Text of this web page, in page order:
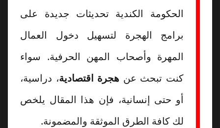
الحكومة الكندية تحديثات جديدة على
برامج الهجرة لتسهيل دخول العمال
المهرة وأصحاب المهن الحرفية. سواء
كنت تبحث عنهجرة اقتصادية، دراسية،
أو حتى إنسانية، فإن هذا المقال يلخص
لك كافة الطرق الموثقة والمضمونة.